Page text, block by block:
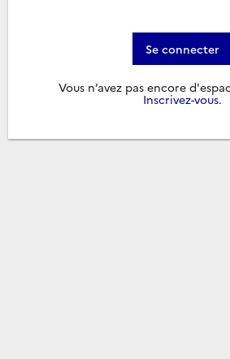
Se connecter
Vous n’avez pas encore
Inscrivez-vous.